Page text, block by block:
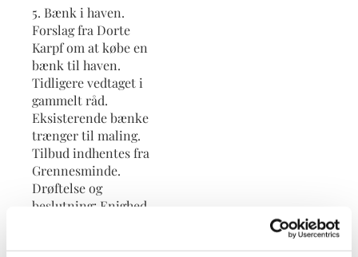
5. Bænk i haven.
Forslag fra Dorte
Karpf om at købe en
bænk til haven.
Tidligere vedtaget i
gammelt råd.
Eksisterende bænke
trænger til maling.
Tilbud indhentes fra
Grennesminde.
Drøftelse og
beslutning: Enighed